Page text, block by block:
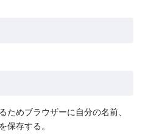
ためブラウザーに自分の名前、
保存する。